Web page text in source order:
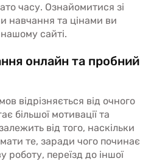
часу. Ознайомитися зі
навчання та цінами ви
сайті.
онлайн та пробний
відрізняється від очного
більшої мотивації та
від того, наскільки
те, заради чого починає
роботу, переїзд до іншої